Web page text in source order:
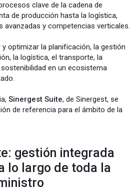
clave de la cadena de
de producción hasta la logística,
avanzadas y competencias verticales.
optimizar la planificación, la gestión
la logística, el transporte, la
en un ecosistema
Sinergest Suite, de Sinergest, se
de referencia para el ámbito de la
gestión integrada
lo largo de toda la